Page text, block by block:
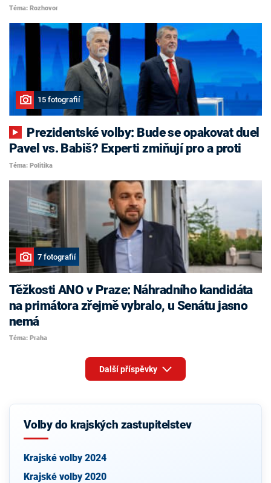
Téma: Rozhovor
15 fotografií
Pavel vs. Babiš? Experti zmiňují pro a proti
Téma: Politika
7 fotografií
Těžkosti ANO v Praze: Náhradního kandidáta
na primátora zřejmě vybralo, u Senátu jasno
nemá
Téma: Praha
Další příspěvky
Volby do krajských zastupitelstev
Krajské volby 2024
Krajské volby 2020